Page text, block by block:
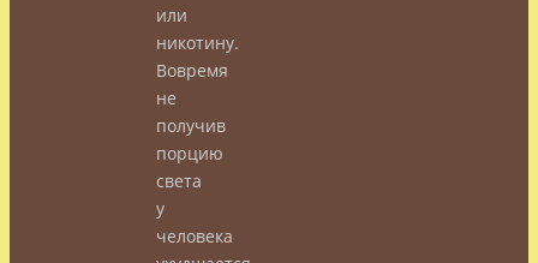
или
никотину.
Вовремя
не
получив
порцию
света
у
человека